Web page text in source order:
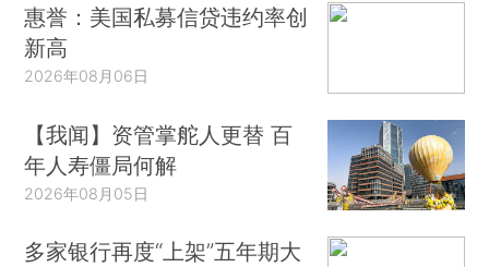
惠誉：美国私募信贷违约率创
新高
2026年08月06日
【我闻】资管掌舵人更替 百
年人寿僵局何解
2026年08月05日
多家银行再度“上架”五年期大